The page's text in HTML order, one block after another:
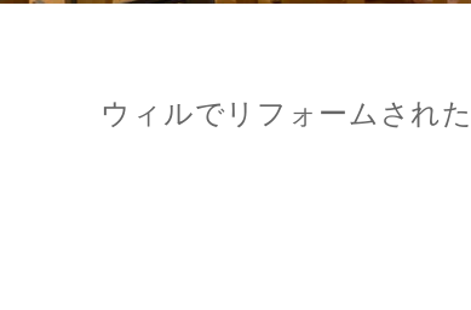
ウィルでリフォームされ